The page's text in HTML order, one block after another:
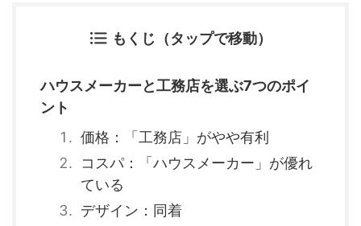
もくじ（タップで移動）
ハウスメーカーと工務店を選ぶ7つのポイ
ント
価格：「工務店」がやや有利
コスパ：「ハウスメーカー」が優れ
ている
デザイン：同着